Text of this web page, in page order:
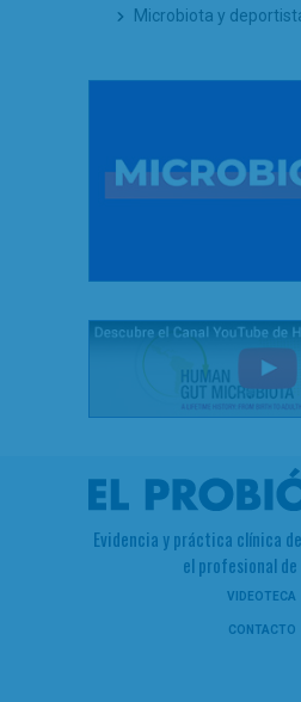
Microbiota y
Evidencia y práctica clínica
el profesional de
VIDEOTECA
CONTACTO